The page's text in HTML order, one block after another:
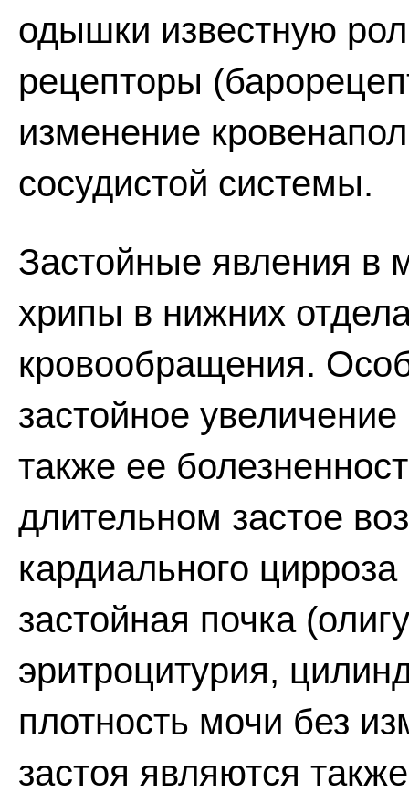
одышки известную
рецепторы
изменение
сосудистой системы.
Застойные явления
хрипы в нижних
кровообращения.
застойное
также ее
длительном застое
кардиального
застойная почка
эритроцитурия,
плотность мочи без
застоя являются